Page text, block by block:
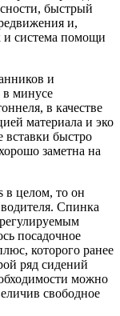
быстрый
и,
и система помощи
и
в минусе
в качестве
материала и эко
вставки быстро
заметна на
в целом, то он
Спинка
посадочное
которого ранее
ряд сидений
можно
свободное